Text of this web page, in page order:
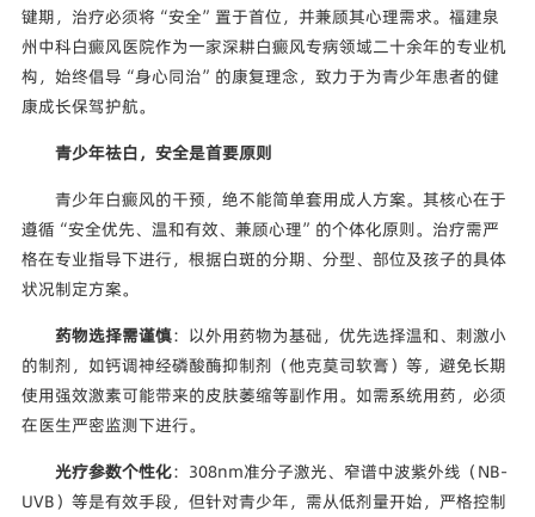
键期，治疗必须将“安全”置于首位，并兼顾其心理需求。福建泉
州中科白癜风医院作为一家深耕白癜风专病领域二十余年的专业机
构，始终倡导“身心同治”的康复理念，致力于为青少年患者的健
康成长保驾护航。
青少年祛白，安全是首要原则
青少年白癜风的干预，绝不能简单套用成人方案。其核心在于
遵循“安全优先、温和有效、兼顾心理”的个体化原则。治疗需严
格在专业指导下进行，根据白斑的分期、分型、部位及孩子的具体
状况制定方案。
药物选择需谨慎：以外用药物为基础，优先选择温和、刺激小
的制剂，如钙调神经磷酸酶抑制剂（他克莫司软膏）等，避免长期
使用强效激素可能带来的皮肤萎缩等副作用。如需系统用药，必须
在医生严密监测下进行。
光疗参数个性化：308nm准分子激光、窄谱中波紫外线（NB-
UVB）等是有效手段，但针对青少年，需从低剂量开始，严格控制